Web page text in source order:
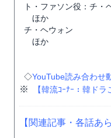
ト・ファソン役：チ・
ほか
チ・ヘウォン
ほか
◇YouTube読み合わせ
※ 【韓流ｺｰﾅｰ：韓ドラ
【関連記事・各話あ